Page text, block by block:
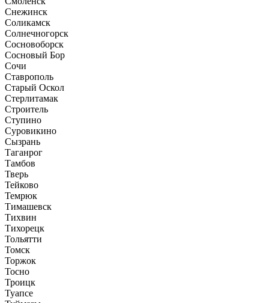
Снежинск
Соликамск
Солнечногорск
Сосновоборск
Сосновый Бор
Сочи
Ставрополь
Старый Оскол
Стерлитамак
Строитель
Ступино
Суровикино
Сызрань
Таганрог
Тамбов
Тверь
Тейково
Темрюк
Тимашевск
Тихвин
Тихорецк
Тольятти
Томск
Торжок
Тосно
Троицк
Туапсе